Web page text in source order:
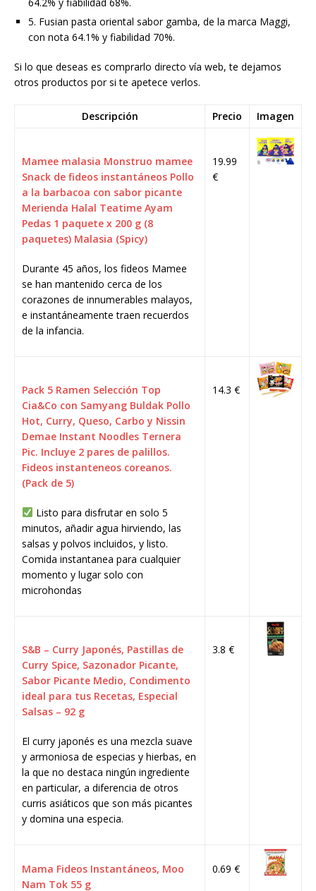
5. Fusian pasta oriental sabor gamba, de la marca Maggi,
con nota 64.1% y fiabilidad 70%.
Si lo que deseas es comprarlo directo vía web, te dejamos
otros productos por si te apetece verlos.
Descripción Precio Imagen
Mamee malasia Monstruo mamee
Snack de fideos instantáneos Pollo
a la barbacoa con sabor picante
Merienda Halal Teatime Ayam
Pedas 1 paquete x 200 g (8
paquetes) Malasia (Spicy)
Durante 45 años, los fideos Mamee
se han mantenido cerca de los
corazones de innumerables malayos,
e instantáneamente traen recuerdos
de la infancia.
19.99
€
Pack 5 Ramen Selección Top
Cia&Co con Samyang Buldak Pollo
Hot, Curry, Queso, Carbo y Nissin
Demae Instant Noodles Ternera
Pic. Incluye 2 pares de palillos.
Fideos instanteneos coreanos.
(Pack de 5)
Listo para disfrutar en solo 5
minutos, añadir agua hirviendo, las
salsas y polvos incluidos, y listo.
Comida instantanea para cualquier
momento y lugar solo con
microhondas
14.3 €
S&B – Curry Japonés, Pastillas de
Curry Spice, Sazonador Picante,
Sabor Picante Medio, Condimento
ideal para tus Recetas, Especial
Salsas – 92 g
El curry japonés es una mezcla suave
y armoniosa de especias y hierbas, en
la que no destaca ningún ingrediente
en particular, a diferencia de otros
curris asiáticos que son más picantes
y domina una especia.
3.8 €
Mama Fideos Instantáneos, Moo
Nam Tok 55 g
0.69 €